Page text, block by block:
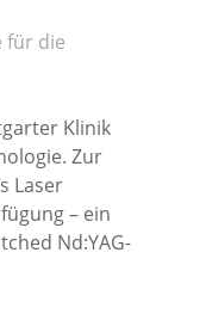
für die
Klinik
Zur
Laser
– ein
Nd:YAG-